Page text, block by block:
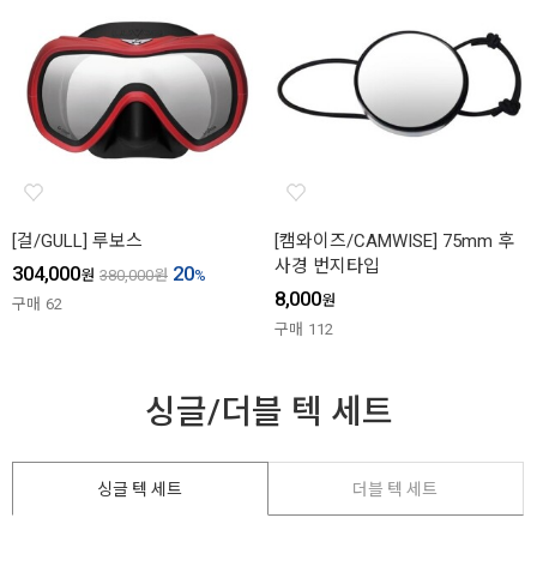
[걸/GULL] 루보스
304,000원 380,000원 20%
구매 62
[캠와이즈/CAMWISE] 75mm 후
사경 번지타입
8,000원
구매 112
싱글/더블 텍 세트
싱글 텍 세트 더블 텍 세트